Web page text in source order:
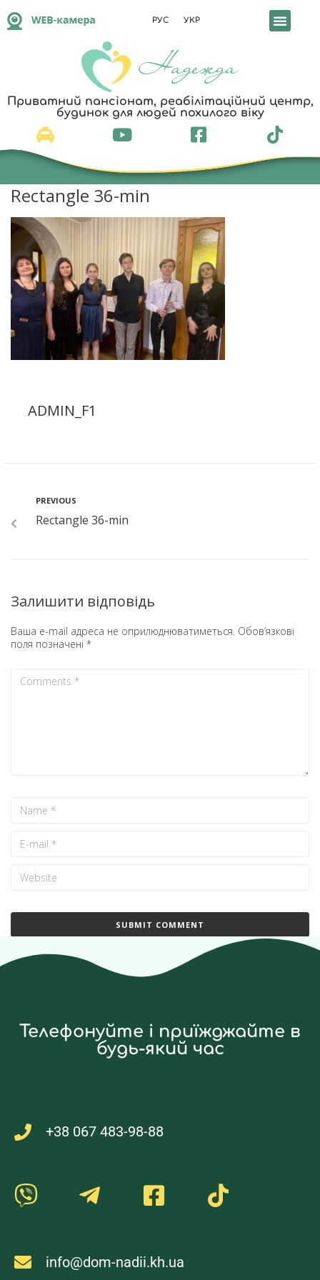
РУС УКР
Приватний пансіонат, реабілітаційний центр,
будинок для людей похилого віку
Rectangle 36-min
ADMIN_F1
PREVIOUS
Rectangle 36-min
Залишити відповідь
Ваша e-mail адреса не оприлюднюватиметься. Обов’язкові
поля позначені *
Телефонуйте і приїжджайте в
будь-який час
+38 067 483-98-88
info@dom-nadii.kh.ua